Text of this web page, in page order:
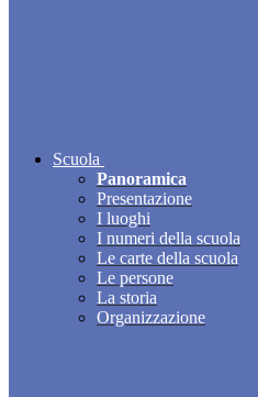
Scuola
Panoramica
Presentazione
I luoghi
I numeri della scuola
Le carte della scuola
Le persone
La storia
Organizzazione